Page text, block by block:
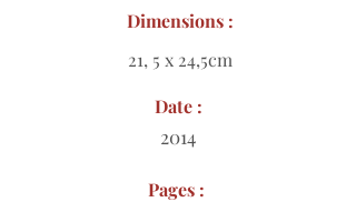
Dimensions :
21, 5 x 24,5cm
Date :
2014
Pages :